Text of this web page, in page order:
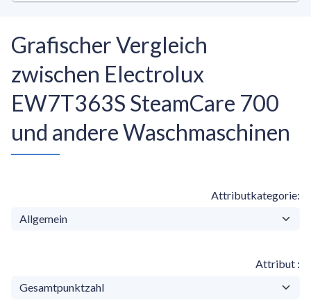
Grafischer Vergleich
zwischen Electrolux
EW7T363S SteamCare 700
und andere Waschmaschinen
Attributkategorie
Attribut